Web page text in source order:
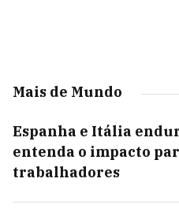
Mais de Mundo
Espanha e Itália
entenda o impacto
trabalhadores